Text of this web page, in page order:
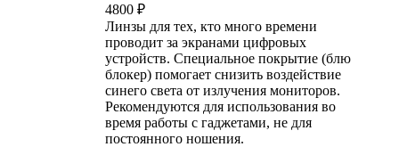
4800 ₽
Линзы для тех, кто много времени
проводит за экранами цифровых
устройств. Специальное покрытие (блю
блокер) помогает снизить воздействие
синего света от излучения мониторов.
Рекомендуются для использования во
время работы с гаджетами, не для
постоянного ношения.